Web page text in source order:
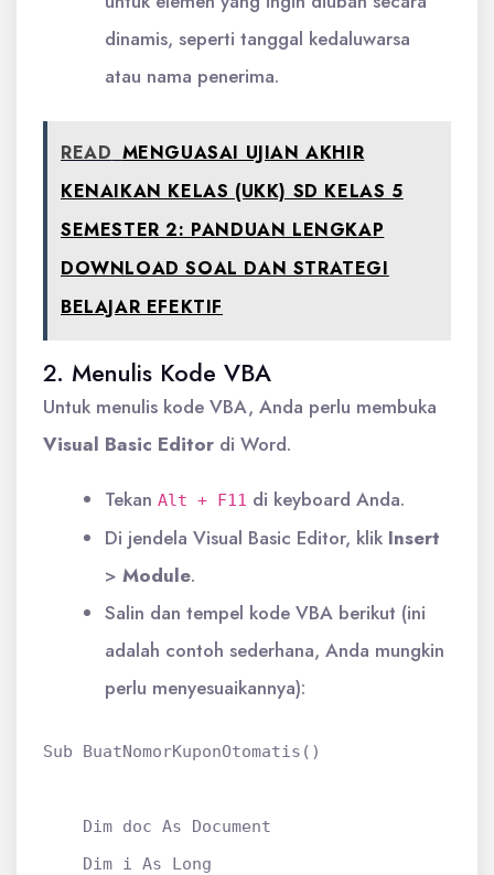
dinamis, seperti tanggal kedaluwarsa
atau nama penerima.
READ MENGUASAI UJIAN AKHIR
KENAIKAN KELAS (UKK) SD KELAS 5
SEMESTER 2: PANDUAN LENGKAP
DOWNLOAD SOAL DAN STRATEGI
BELAJAR EFEKTIF
2. Menulis Kode VBA
Untuk menulis kode VBA, Anda perlu membuka
Visual Basic Editor di Word.
Tekan Alt + F11 di keyboard Anda.
Di jendela Visual Basic Editor, klik Insert
> Module.
Salin dan tempel kode VBA berikut (ini
adalah contoh sederhana, Anda mungkin
perlu menyesuaikannya):
Sub BuatNomorKuponOtomatis()
    Dim doc As Document
    Dim i As Long